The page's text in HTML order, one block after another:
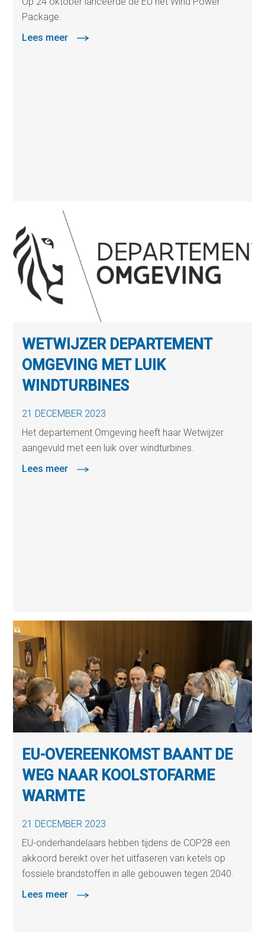
Package.
Lees meer
WETWIJZER DEPARTEMENT
OMGEVING MET LUIK
WINDTURBINES
21 DECEMBER 2023
Het departement Omgeving heeft haar Wetwijzer
aangevuld met een luik over windturbines.
Lees meer
EU-OVEREENKOMST BAANT DE
WEG NAAR KOOLSTOFARME
WARMTE
21 DECEMBER 2023
EU-onderhandelaars hebben tijdens de COP28 een
akkoord bereikt over het uitfaseren van ketels op
fossiele brandstoffen in alle gebouwen tegen 2040.
Lees meer